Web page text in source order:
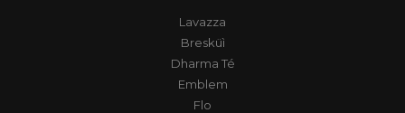
Lavazza
Bresküì
Dharma Té
Emblem
Flo